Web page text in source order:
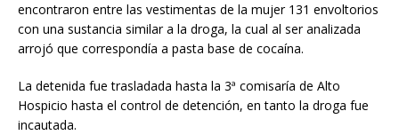
encontraron entre las vestimentas de la mujer 131 envoltorios
con una sustancia similar a la droga, la cual al ser analizada
arrojó que correspondía a pasta base de cocaína.
La detenida fue trasladada hasta la 3ª comisaría de Alto
Hospicio hasta el control de detención, en tanto la droga fue
incautada.